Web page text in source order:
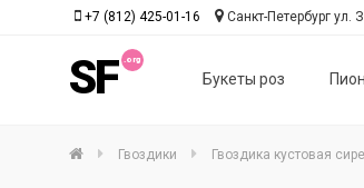
SF Букеты роз
+7 (812) 425-01-16 Санкт-Петербург ул.
Гвоздики Гвоздика кустовая